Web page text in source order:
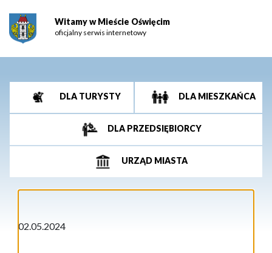
Witamy w Mieście Oświęcim
oficjalny serwis internetowy
DLA TURYSTY DLA MIESZKAŃCA
DLA PRZEDSIĘBIORCY
URZĄD MIASTA
02.05.2024